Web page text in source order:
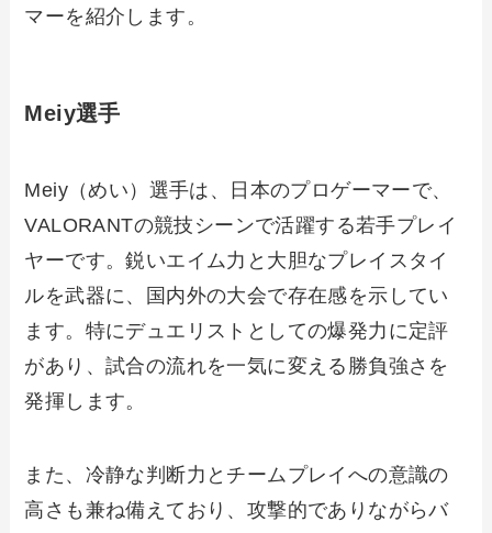
マーを紹介します。
Meiy選手
Meiy（めい）選手は、日本のプロゲーマーで、
VALORANTの競技シーンで活躍する若手プレイ
ヤーです。鋭いエイム力と大胆なプレイスタイ
ルを武器に、国内外の大会で存在感を示してい
ます。特にデュエリストとしての爆発力に定評
があり、試合の流れを一気に変える勝負強さを
発揮します。
また、冷静な判断力とチームプレイへの意識の
高さも兼ね備えており、攻撃的でありながらバ